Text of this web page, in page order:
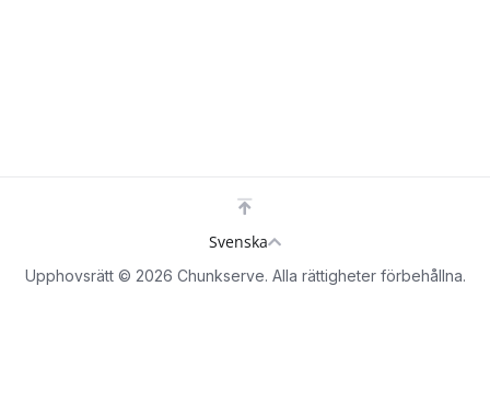
Upphovsrätt © 2026 Chunkserve. Alla rättigheter förbehållna.
Svenska